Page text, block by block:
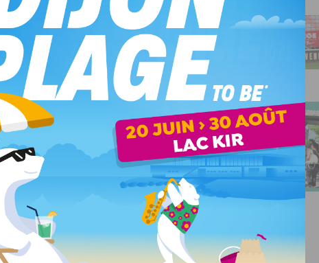
présentées par les invités présents
Économique de Dijon. Viviane Tirtaine
co-fondateur de United Schools.
responsables ? »